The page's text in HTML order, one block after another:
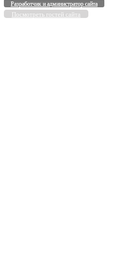
Разработчик и администратор сайта
Посмотреть гостей сайта